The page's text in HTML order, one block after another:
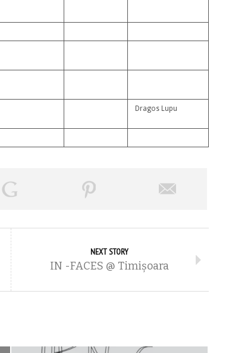
Dragos Lupu
NEXT STORY
IN -FACES @ Timișoara